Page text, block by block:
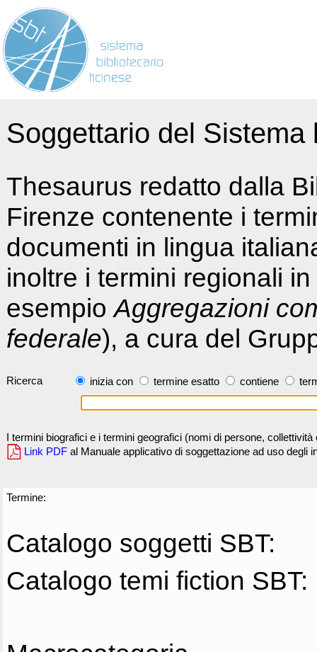
Soggettario del
Thesaurus redatto dalla
Firenze contenente i
documenti in lingua
inoltre i termini regionali
esempioAggregazioni
federale), a cura del
Ricerca inizia con termine esatto contiene
I termini biografici e i termini geografici (nomi di persone,
Link PDF al Manuale applicativo di soggettazione ad uso degli
Termine:
Catalogo soggetti SBT:
Catalogo temi fiction SBT: